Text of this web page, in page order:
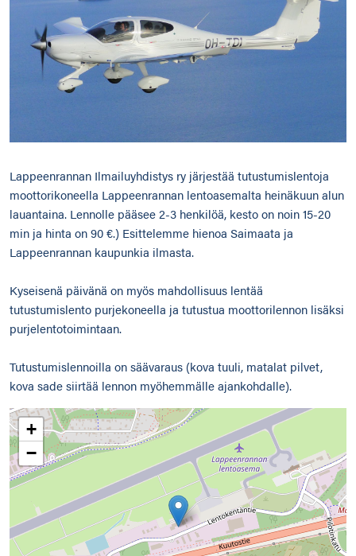
Lappeenrannan Ilmailuyhdistys ry järjestää tutustumislentoja
moottorikoneella Lappeenrannan lentoasemalta heinäkuun alun
lauantaina. Lennolle pääsee 2-3 henkilöä, kesto on noin 15-20
min ja hinta on 90 €.) Esittelemme hienoa Saimaata ja
Lappeenrannan kaupunkia ilmasta.
Kyseisenä päivänä on myös mahdollisuus lentää
tutustumislento purjekoneella ja tutustua moottorilennon lisäksi
purjelentotoimintaan.
Tutustumislennoilla on säävaraus (kova tuuli, matalat pilvet,
kova sade siirtää lennon myöhemmälle ajankohdalle).
+
−